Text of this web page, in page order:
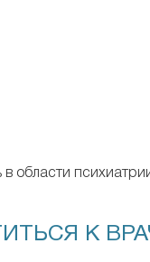
области
К